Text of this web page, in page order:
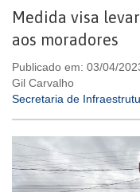
Medida visa
aos moradores
Publicado em: 03/04/
Gil Carvalho
Secretaria de